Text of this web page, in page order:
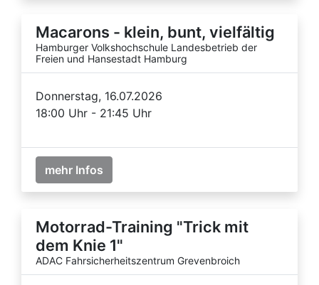
Macarons - klein, bunt, vielfältig
Hamburger Volkshochschule Landesbetrieb der
Freien und Hansestadt Hamburg
Donnerstag, 16.07.2026
18:00 Uhr - 21:45 Uhr
mehr Infos
Motorrad-Training "Trick mit
dem Knie 1"
ADAC Fahrsicherheitszentrum Grevenbroich